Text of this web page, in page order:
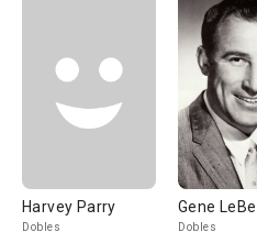
Harvey Parry
Dobles
Gene LeBell
Dobles